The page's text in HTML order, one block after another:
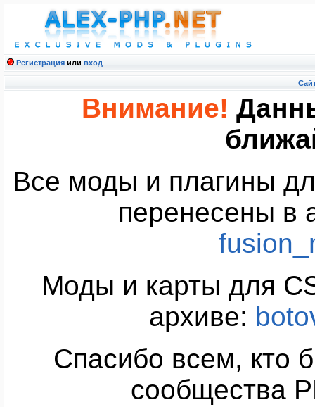
Регистрация или вход
Внимание!
Все моды и плагины
перенесены в
Моды и карты для
архиве:
Спасибо всем, кто
сообщества